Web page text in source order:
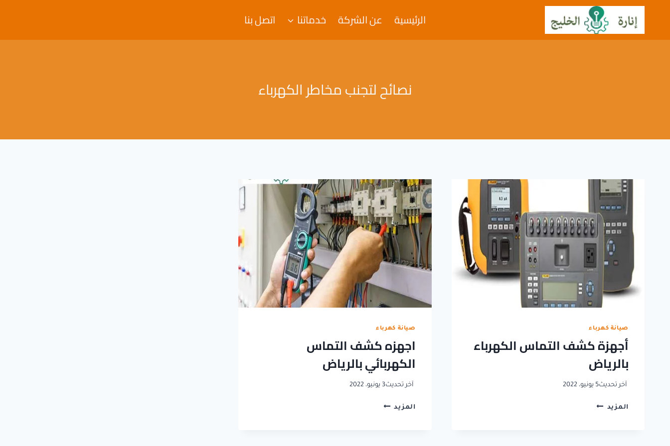
المحتوى
الرئيسية عن الشركة خدماتنا اتصل بنا
نصائح لتجنب مخاطر الكهرباء
صيانة كهرباء
أجهزة كشف التماس الكهرباء
بالرياض
آخر تحديث5 يونيو، 2022
المزيد أجهزة
صيانة كهرباء
اجهزه كشف التماس
الكهربائي بالرياض
آخر تحديث3 يونيو، 2022
المزيد اجهزه